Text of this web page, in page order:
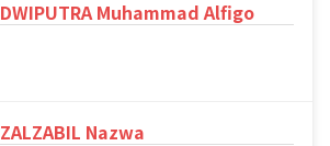
DWIPUTRA Muhammad Alfigo
ZALZABIL Nazwa